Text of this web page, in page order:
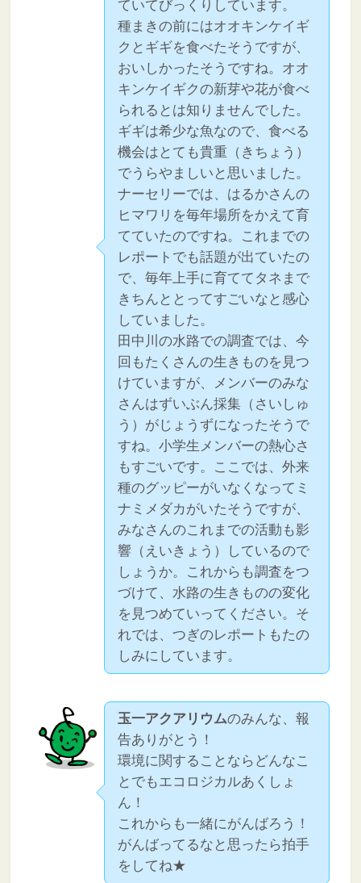
ていてびっくりしています。
種まきの前にはオオキンケイギ
クとギギを食べたそうですが、
おいしかったそうですね。オオ
キンケイギクの新芽や花が食べ
られるとは知りませんでした。
ギギは希少な魚なので、食べる
機会はとても貴重（きちょう）
でうらやましいと思いました。
ナーセリーでは、はるかさんの
ヒマワリを毎年場所をかえて育
てていたのですね。これまでの
レポートでも話題が出ていたの
で、毎年上手に育ててタネまで
きちんととってすごいなと感心
していました。
田中川の水路での調査では、今
回もたくさんの生きものを見つ
けていますが、メンバーのみな
さんはずいぶん採集（さいしゅ
う）がじょうずになったそうで
すね。小学生メンバーの熱心さ
もすごいです。ここでは、外来
種のグッピーがいなくなってミ
ナミメダカがいたそうですが、
みなさんのこれまでの活動も影
響（えいきょう）しているので
しょうか。これからも調査をつ
づけて、水路の生きものの変化
を見つめていってください。そ
れでは、つぎのレポートもたの
しみにしています。
玉一アクアリウムのみんな、報
告ありがとう！
環境に関することならどんなこ
とでもエコロジカルあくしょ
ん！
これからも一緒にがんばろう！
がんばってるなと思ったら拍手
をしてね★